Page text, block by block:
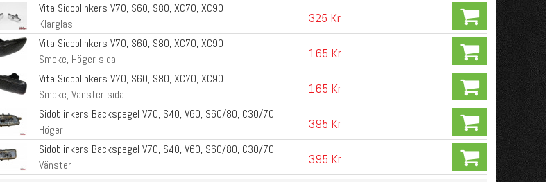
Vita Sidoblinkers V70, S60, S80, XC70, XC90
Klarglas
325 Kr
Vita Sidoblinkers V70, S60, S80, XC70, XC90
Smoke, Höger sida
165 Kr
Vita Sidoblinkers V70, S60, S80, XC70, XC90
Smoke, Vänster sida
165 Kr
Sidoblinkers Backspegel V70, S40, V60, S60/80, C30/70
Höger
395 Kr
Sidoblinkers Backspegel V70, S40, V60, S60/80, C30/70
Vänster
395 Kr